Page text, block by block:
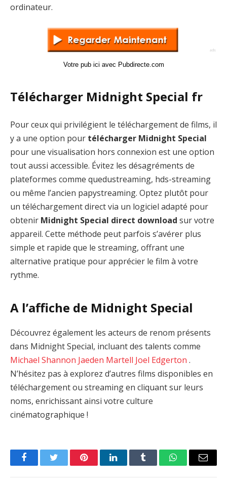
ordinateur.
Votre pub ici avec Pubdirecte.com
Télécharger Midnight Special fr
Pour ceux qui privilégient le téléchargement de films, il
y a une option pour télécharger Midnight Special
pour une visualisation hors connexion est une option
tout aussi accessible. Évitez les désagréments de
plateformes comme quedustreaming, hds-streaming
ou même l’ancien papystreaming. Optez plutôt pour
un téléchargement direct via un logiciel adapté pour
obtenir Midnight Special direct download sur votre
appareil. Cette méthode peut parfois s’avérer plus
simple et rapide que le streaming, offrant une
alternative pratique pour apprécier le film à votre
rythme.
A l’affiche de Midnight Special
Découvrez également les acteurs de renom présents
dans Midnight Special, incluant des talents comme
Michael Shannon Jaeden Martell Joel Edgerton .
N’hésitez pas à explorez d’autres films disponibles en
téléchargement ou streaming en cliquant sur leurs
noms, enrichissant ainsi votre culture
cinématographique !
FacebookTwitter PinterestLinkedInTumblr WhatsAppEmail